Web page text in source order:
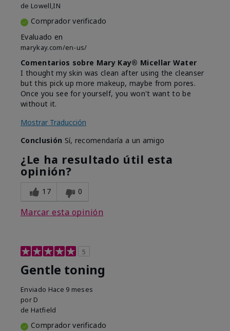
de Lowell,IN
Comprador verificado
Evaluado en
marykay.com/en-us/
Comentarios sobre Mary Kay® Micellar Water
I thought my skin was clean after using the cleanser
but this pick up more makeup, maybe from pores.
Once you see for yourself, you won't want to be
without it.
Mostrar Traducción
Conclusión Sí, recomendaría a un amigo
¿Le ha resultado útil esta
opinión?
17 0
Marcar esta opinión
5
Gentle toning
Enviado Hace 9 meses
por D
de Hatfield
Comprador verificado